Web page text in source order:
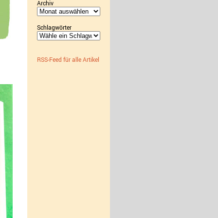
Archiv
Archiv
Schlagwörter
RSS-Feed für alle Artikel